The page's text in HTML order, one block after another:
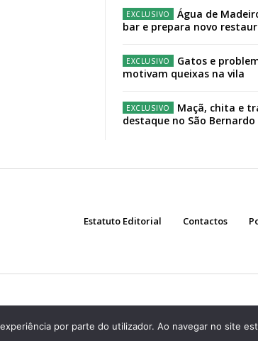
Água de
bar e prepara novo
Gatos e
motivam queixas na vila
Maçã, chita e
destaque no São Bernardo
Estatuto Editorial Contactos
premium do Região de Cister! Assine já!
por parte do utilizador. Ao navegar no site